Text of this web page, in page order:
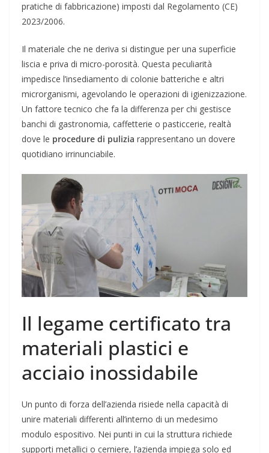
pratiche di fabbricazione) imposti dal Regolamento (CE)
2023/2006.
Il materiale che ne deriva si distingue per una superficie
liscia e priva di micro-porosità. Questa peculiarità
impedisce l’insediamento di colonie batteriche e altri
microrganismi, agevolando le operazioni di igienizzazione.
Un fattore tecnico che fa la differenza per chi gestisce
banchi di gastronomia, caffetterie o pasticcerie, realtà
dove le procedure di pulizia rappresentano un dovere
quotidiano irrinunciabile.
Il legame certificato tra
materiali plastici e
acciaio inossidabile
Un punto di forza dell’azienda risiede nella capacità di
unire materiali differenti all’interno di un medesimo
modulo espositivo. Nei punti in cui la struttura richiede
supporti metallici o cerniere, l’azienda impiega solo ed